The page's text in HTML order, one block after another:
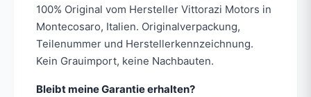
100% Original vom Hersteller Vittorazi Motors in
Montecosaro, Italien. Originalverpackung,
Teilenummer und Herstellerkennzeichnung.
Kein Grauimport, keine Nachbauten.
Bleibt meine Garantie erhalten?